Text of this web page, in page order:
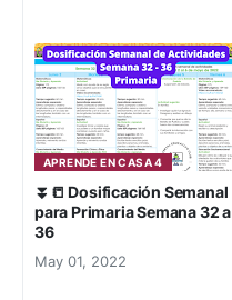
APRENDE EN CASA 4
⏬📒 Dosificación Semanal
para Primaria Semana 32 a
36
May 01, 2022